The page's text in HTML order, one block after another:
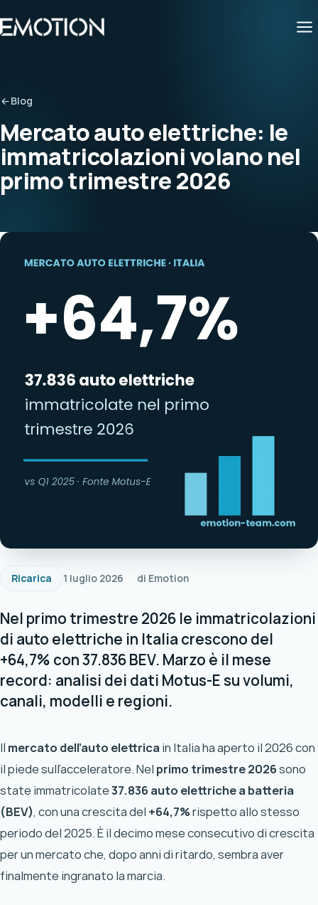
Blog
Mercato auto elettriche: le
immatricolazioni volano nel
primo trimestre 2026
Ricarica 1 luglio 2026 di Emotion
Nel primo trimestre 2026 le immatricolazioni
di auto elettriche in Italia crescono del
+64,7% con 37.836 BEV. Marzo è il mese
record: analisi dei dati Motus-E su volumi,
canali, modelli e regioni.
Il mercato dell’auto elettricain Italia ha aperto il 2026 con
il piede sull’acceleratore. Nel primo trimestre 2026sono
state immatricolate37.836 auto elettriche a batteria
(BEV), con una crescita del +64,7%rispetto allo stesso
periodo del 2025. È il decimo mese consecutivo di crescita
per un mercato che, dopo anni di ritardo, sembra aver
finalmente ingranato la marcia.